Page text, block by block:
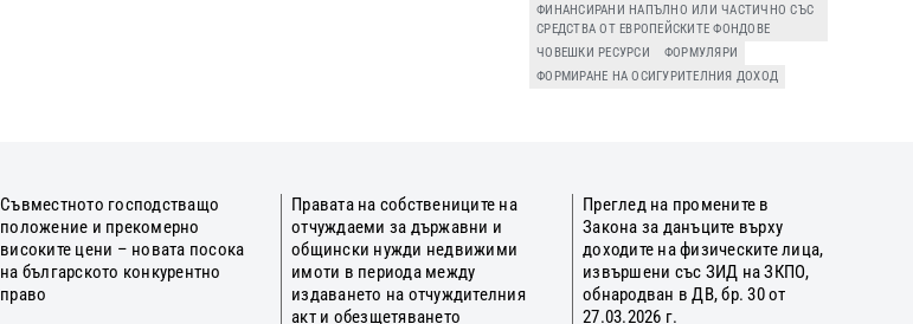
ФИНАНСИРАНИ НАПЪЛНО ИЛИ ЧАСТИЧНО СЪС
СРЕДСТВА ОТ ЕВРОПЕЙСКИТЕ ФОНДОВЕ
ЧОВЕШКИ РЕСУРСИ
ФОРМУЛЯРИ
ФОРМИРАНЕ НА ОСИГУРИТЕЛНИЯ ДОХОД
Съвместното господстващо
положение и прекомерно
високите цени – новата посока
на българското конкурентно
право
Правата на собствениците на
отчуждаеми за държавни и
общински нужди недвижими
имоти в периода между
издаването на отчуждителния
акт и обезщетяването
Преглед на промените в
Закона за данъците върху
доходите на физическите лица,
извършени със ЗИД на ЗКПО,
обнародван в ДВ, бр. 30 от
27.03.2026 г.